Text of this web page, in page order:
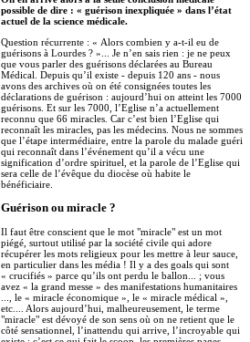
possible de dire : « guérison inexpliquée » dans l’état
actuel de la science médicale.
Question récurrente : « Alors combien y a-t-il eu de
guérisons à Lourdes ? »... Je n’en sais rien : je ne peux
que vous parler des guérisons déclarées au Bureau
Médical. Depuis qu’il existe - depuis 120 ans - nous
avons des archives où on été consignées toutes les
déclarations de guérison : aujourd’hui on atteint les 7000
guérisons. Et sur les 7000, l’Eglise n’a actuellement
reconnu que 66 miracles. Car c’est bien l’Eglise qui
reconnaît les miracles, pas les médecins. Nous ne sommes
que l’étape intermédiaire, entre la parole du malade guéri
qui reconnaît dans l’événement qu’il a vécu une
signification d’ordre spirituel, et la parole de l’Eglise qui
sera celle de l’évêque du diocèse où habite le
bénéficiaire.
Guérison ou miracle ?
Il faut être conscient que le mot "miracle" est un mot
piégé, surtout utilisé par la société civile qui adore
récupérer les mots religieux pour les mettre à leur sauce,
en particulier dans les média ! Il y a des goals qui sont
« crucifiés » parce qu’ils ont perdu le ballon... ; vous
avez « la grand messe » des manifestations humanitaires
..., le « miracle économique », le « miracle médical »,
etc.... Alors aujourd’hui, malheureusement, le terme
"miracle" est dévoyé de son sens où on ne retient que le
côté sensationnel, l’inattendu qui arrive, l’incroyable qui